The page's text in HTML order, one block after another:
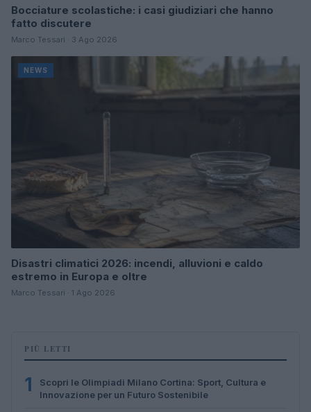
Bocciature scolastiche: i casi giudiziari che hanno
fatto discutere
Marco Tessari · 3 Ago 2026
NEWS
Disastri climatici 2026: incendi, alluvioni e caldo
estremo in Europa e oltre
Marco Tessari · 1 Ago 2026
PIÙ LETTI
1
Scopri le Olimpiadi Milano Cortina: Sport, Cultura e
Innovazione per un Futuro Sostenibile